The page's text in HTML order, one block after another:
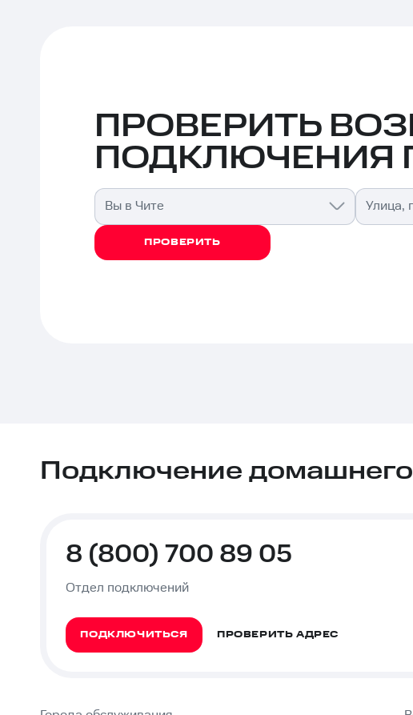
ПРОВЕРИТЬ
ПОДКЛЮЧЕНИЯ
Вы в Чите Улица,
ПРОВЕРИТЬ
Подключение
8 (800) 700 89 05
Отдел подключений
ПОДКЛЮЧИТЬСЯ ПРОВЕРИТЬ АДРЕС